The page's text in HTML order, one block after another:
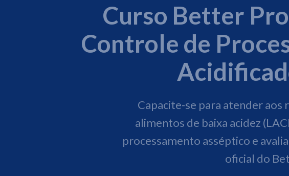
Curso Better
Controle de
Capacite-se para atender aos
alimentos de baixa acidez
processamento asséptico e
oficial do